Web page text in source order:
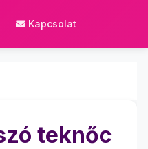
Kapcsolat
teknőc